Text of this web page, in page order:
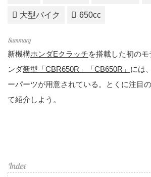
大型バイク 650cc
新機構ホンダEクラッチを搭載した初の
ンダ新型「CBR650R」「CB650R」 には
ーパーツが用意されている。とくに注目
て紹介しよう。